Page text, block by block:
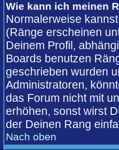
Wie kann ich meinen
Normalerweise
(Ränge erscheinen
Deinem Profil,
Boards benutzen
geschrieben wurden
Administratoren,
das Forum nicht mit
erhöhen, sonst wirst
der Deinen Rang
Nach oben